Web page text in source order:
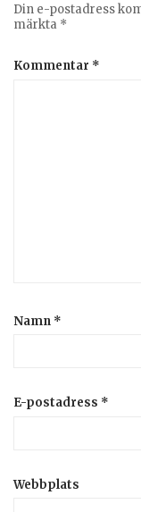
Din e-postadress
märkta *
Kommentar *
Namn *
E-postadress *
Webbplats